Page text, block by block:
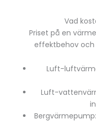
Vad
Priset på en
effektbehov
Luft-
Luft-